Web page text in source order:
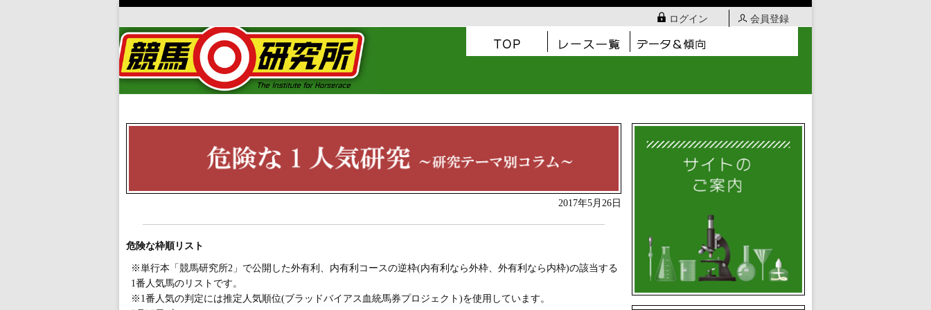
ログイン 会員登録
2017年5月26日
危険な枠順リスト
※単行本「競馬研究所2」で公開した外有利、内有利コースの逆枠(内有利なら外枠、外有利なら内枠)の該当する
1番人気馬のリストです。
※1番人気の判定には推定人気順位(ブラッドバイアス血統馬券プロジェクト)を使用しています。